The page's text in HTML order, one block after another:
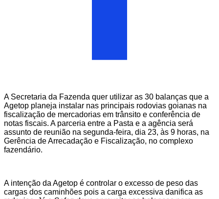
A Secretaria da Fazenda quer utilizar as 30 balanças que a
Agetop planeja instalar nas principais rodovias goianas na
fiscalização de mercadorias em trânsito e conferência de
notas fiscais. A parceria entre a Pasta e a agência será
assunto de reunião na segunda-feira, dia 23, às 9 horas, na
Gerência de Arrecadação e Fiscalização, no complexo
fazendário.
A intenção da Agetop é controlar o excesso de peso das
cargas dos caminhões pois a carga excessiva danifica as